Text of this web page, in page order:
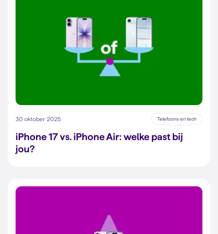
30 oktober 2025 Telefoons en tech
iPhone 17 vs. iPhone Air: welke past bij
jou?